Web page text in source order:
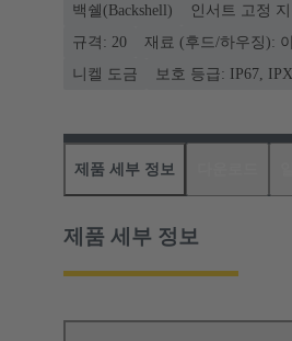
백쉘(Backshell)
인서트 고정
규격: 20
재료 (후드/하우징):
니켈 도금
보호 등급: IP67,
제품 세부 정보
제품 세부 정보